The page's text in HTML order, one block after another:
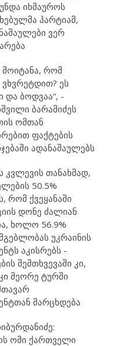
იხმაუროს
პარტიამ,
ვერ
მოიტანა, რომ
ვხვრეტდით? ეს
და ბოდვაა“, -
ბარამიძეს
ომთან
ფაქტების
ადანაშაულებს
კვლევის თანახმად,
50.5%
რომ ქვეყანაში
დონე ძალიან
ხოლო 56.9%
უკრაინის
აკისრებს -
შემთხვევაში კი,
მეორე ტურში
მარცხდება
ომი ქართველი